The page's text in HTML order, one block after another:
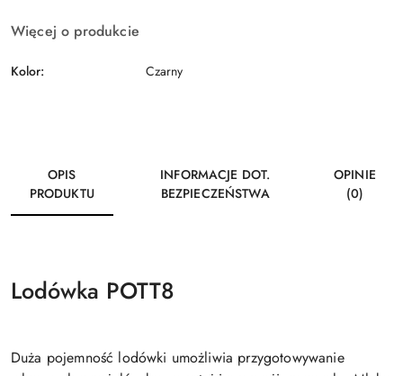
Więcej o produkcie
Kolor: Czarny
OPIS
PRODUKTU
INFORMACJE DOT.
BEZPIECZEŃSTWA
OPINIE
(0)
Lodówka POTT8
Duża pojemność lodówki umożliwia przygotowywanie